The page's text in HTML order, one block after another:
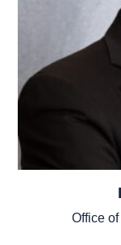
Office